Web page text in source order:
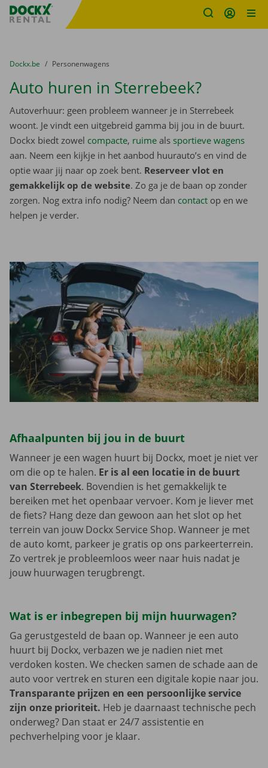
Fratello DEMO
U bevindt zich hier:
van
Dockx.be naar
Personenwagens
Auto huren in Sterrebeek?
Autoverhuur: geen probleem wanneer je in Sterrebeek
woont. Je vindt een uitgebreid gamma bij jou in de buurt.
Dockx biedt zowel compacte, ruime als sportieve wagens
aan. Neem een kijkje in het aanbod huurauto’s en vind de
optie waar jij naar op zoek bent. Reserveer vlot en
gemakkelijk op de website. Zo ga je de baan op zonder
zorgen. Nog extra info nodig? Neem dan contact op en we
helpen je verder.
Afhaalpunten bij jou in de buurt
Wanneer je een wagen huurt bij Dockx, moet je niet ver
om die op te halen. Er is al een locatie in de buurt
van Sterrebeek. Bovendien is het gemakkelijk te
bereiken met het openbaar vervoer. Kom je liever met
de fiets? Hang deze dan gewoon aan het slot op het
terrein van jouw Dockx Service Shop. Wanneer je met
de auto komt, parkeer je gratis op ons parkeerterrein.
Zo vertrek je probleemloos weer naar huis nadat je
jouw huurwagen terugbrengt.
Wat is er inbegrepen bij mijn huurwagen?
Ga gerustgesteld de baan op. Wanneer je een auto
huurt bij Dockx, verbazen we je nadien niet met
verdoken kosten. We checken samen de schade aan de
auto voor vertrek en sturen een digitale kopie naar jou.
Transparante prijzen en een persoonlijke service
zijn onze prioriteit. Heb je daarnaast technische pech
onderweg? Dan staat er 24/7 assistentie en
pechverhelping voor je klaar.